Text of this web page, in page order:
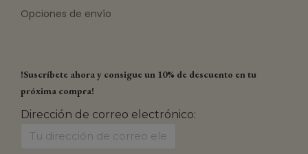
Opciones de envío
!Suscríbete ahora y consigue un 10% de descuento en tu
próxima compra!
Dirección de correo electrónico: